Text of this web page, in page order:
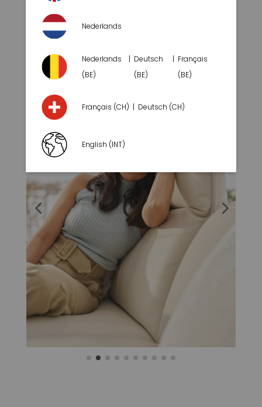
Nederlands
Nederlands
(BE)
Deutsch
(BE)
Français
(BE)
Français (CH) Deutsch (CH)
English (INT)